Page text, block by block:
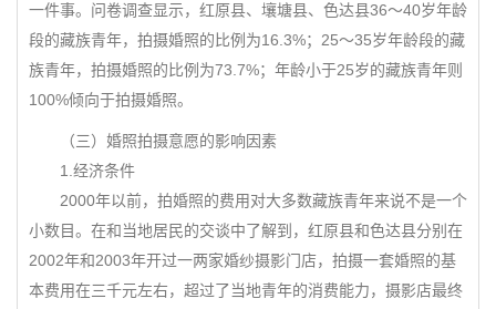
一件事。问卷调查显示，红原县、壤塘县、色达县36～40岁年龄
段的藏族青年，拍摄婚照的比例为16.3%；25～35岁年龄段的藏
族青年，拍摄婚照的比例为73.7%；年龄小于25岁的藏族青年则
100%倾向于拍摄婚照。
（三）婚照拍摄意愿的影响因素
1.经济条件
2000年以前，拍婚照的费用对大多数藏族青年来说不是一个
小数目。在和当地居民的交谈中了解到，红原县和色达县分别在
2002年和2003年开过一两家婚纱摄影门店，拍摄一套婚照的基
本费用在三千元左右，超过了当地青年的消费能力，摄影店最终